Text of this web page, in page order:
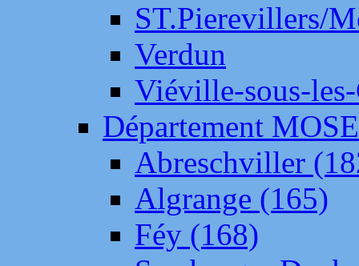
ST.Pierevillers/
Verdun
Viéville-sous-
Département
Abreschviller
Algrange (165)
Féy (168)